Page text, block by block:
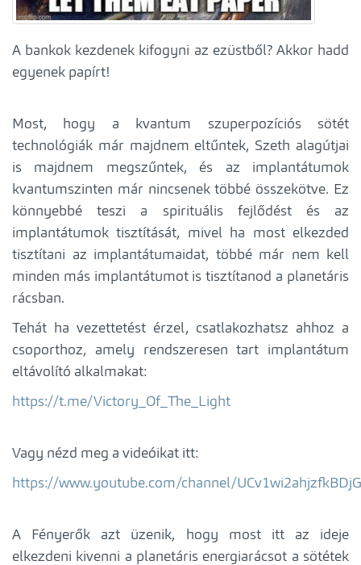
A bankok kezdenek kifogyni az ezüstből? Akkor hadd
egyenek papírt!
Most, hogy a kvantum szuperpozíciós sötét
technológiák már majdnem eltűntek, Szeth alagútjai
is majdnem megszűntek, és az implantátumok
kvantumszinten már nincsenek többé összekötve. Ez
könnyebbé teszi a spirituális fejlődést és az
implantátumok tisztítását, mivel ha most elkezded
tisztítani az implantátumaidat, többé már nem kell
minden más implantátumot is tisztítanod a planetáris
rácsban.
Tehát ha vezettetést érzel, csatlakozhatsz ahhoz a
csoporthoz, amely rendszeresen tart implantátum
eltávolító alkalmakat:
https://t.me/Victory_Of_The_Light
Vagy nézd meg a videóikat itt:
https://www.youtube.com/channel/
A Fényerők azt üzenik, hogy most itt az ideje
elkezdeni kivenni a planetáris energiarácsot a sötétek